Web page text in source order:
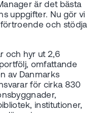
är det bästa
uppgifter. Nu gör vi
och stödja
och hyr ut 2,6
omfattande
av Danmarks
för cirka 830
institutioner,